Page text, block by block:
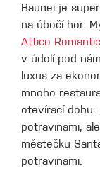
Baunei je
na úbočí hor.
Attico
v údolí pod
luxus za
mnoho
otevírací dobu.
potravinami,
městečku
potravinami.